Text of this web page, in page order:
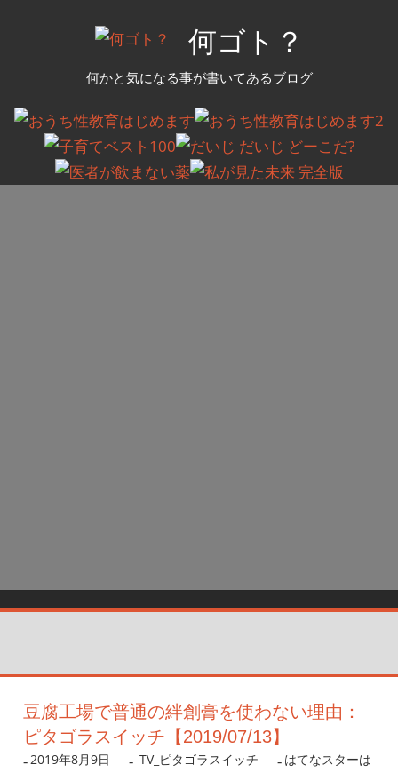
ツ
何ゴト？
何かと気になる事が書いてあるブログ
豆腐工場で普通の絆創膏を使わない理由：
ピタゴラスイッチ【2019/07/13】
2019年8月9日 nanigoto
TV_ピタゴラスイッチ
はてなスターは